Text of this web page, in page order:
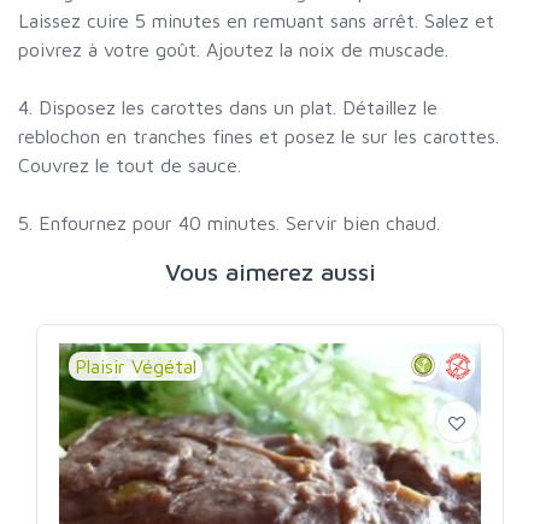
Laissez cuire 5 minutes en remuant sans arrêt. Salez et
poivrez à votre goût. Ajoutez la noix de muscade.
4. Disposez les carottes dans un plat. Détaillez le
reblochon en tranches fines et posez le sur les carottes.
Couvrez le tout de sauce.
5. Enfournez pour 40 minutes. Servir bien chaud.
Vous aimerez aussi
Plaisir Végétal